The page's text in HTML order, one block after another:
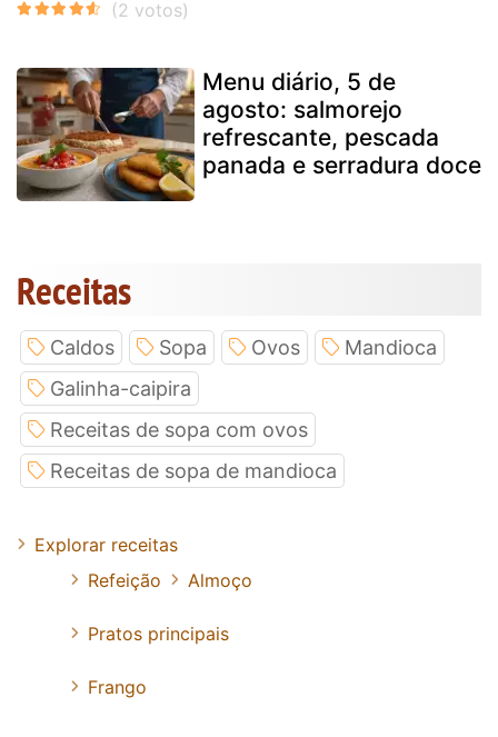
Menu diário, 5 de
agosto: salmorejo
refrescante, pescada
panada e serradura doce
Receitas
Caldos Sopa Ovos
Mandioca
Galinha-caipira
Receitas de sopa com ovos
Receitas de sopa de mandioca
Explorar receitas
Refeição
Almoço
Pratos principais
Frango